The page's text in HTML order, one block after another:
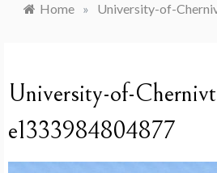
Home » University-of-
University-of-
e1333984804877